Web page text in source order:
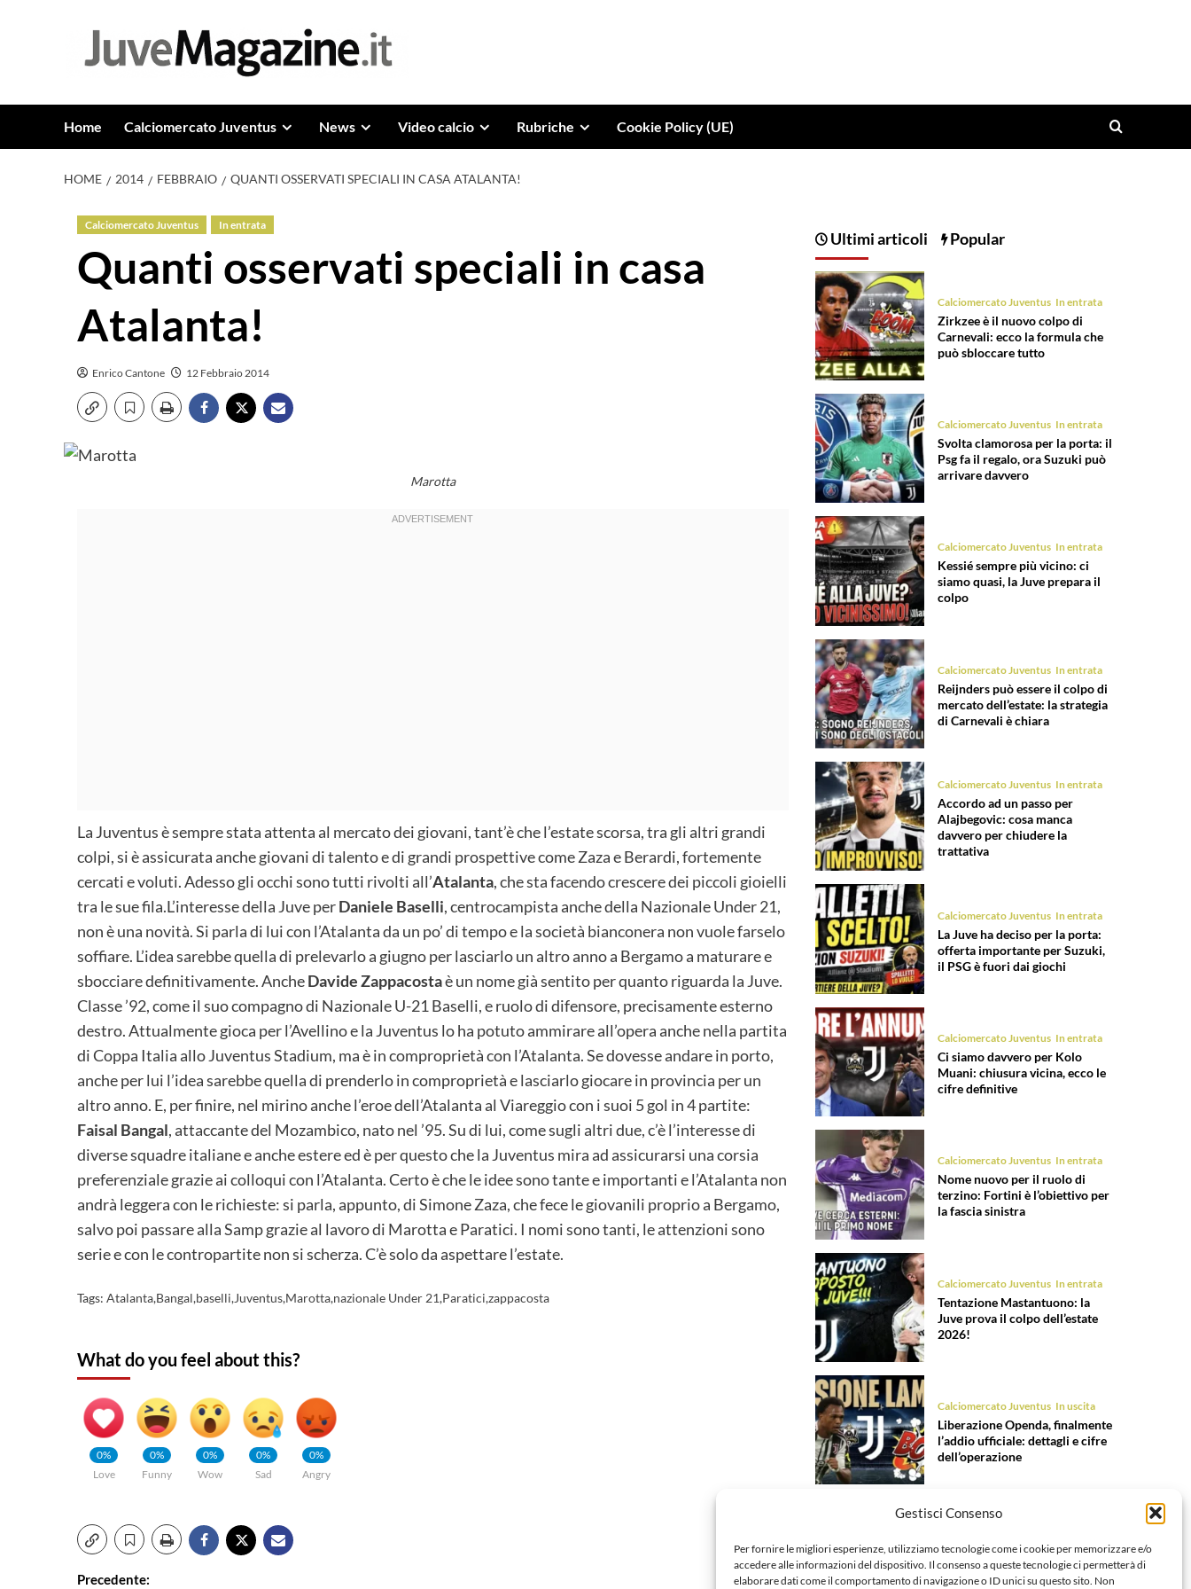
Gestisci Consenso
Per fornire le migliori esperienze, utilizziamo tecnologie come i cookie per memorizzare e/o
accedere alle informazioni del dispositivo. Il consenso a queste tecnologie ci permetterà di
elaborare dati come il comportamento di navigazione o ID unici su questo sito. Non
Home Calciomercato Juventus News Video calcio Rubriche Cookie Policy (UE)
HOME 2014 FEBBRAIO QUANTI OSSERVATI SPECIALI IN CASA ATALANTA!
Calciomercato Juventus In entrata
Quanti osservati speciali in casa
Atalanta!
Enrico Cantone 12 Febbraio 2014
Marotta
La Juventus è sempre stata attenta al mercato dei giovani, tant’è che l’estate scorsa, tra gli altri grandi
colpi, si è assicurata anche giovani di talento e di grandi prospettive come Zaza e Berardi, fortemente
cercati e voluti. Adesso gli occhi sono tutti rivolti all’Atalanta, che sta facendo crescere dei piccoli gioielli
tra le sue fila.L’interesse della Juve perDaniele Baselli, centrocampista anche della Nazionale Under 21,
non è una novità. Si parla di lui con l’Atalanta da un po’ di tempo e la società bianconera non vuole farselo
soffiare. L’idea sarebbe quella di prelevarlo a giugno per lasciarlo un altro anno a Bergamo a maturare e
sbocciare definitivamente. AncheDavide Zappacostaè un nome già sentito per quanto riguarda la Juve.
Classe ’92, come il suo compagno di Nazionale U-21 Baselli, e ruolo di difensore, precisamente esterno
destro. Attualmente gioca per l’Avellino e la Juventus lo ha potuto ammirare all’opera anche nella partita
di Coppa Italia allo Juventus Stadium, ma è in comproprietà con l’Atalanta. Se dovesse andare in porto,
anche per lui l’idea sarebbe quella di prenderlo in comproprietà e lasciarlo giocare in provincia per un
altro anno. E, per finire, nel mirino anche l’eroe dell’Atalanta al Viareggio con i suoi 5 gol in 4 partite:
Faisal Bangal, attaccante del Mozambico, nato nel ’95. Su di lui, come sugli altri due, c’è l’interesse di
diverse squadre italiane e anche estere ed è per questo che la Juventus mira ad assicurarsi una corsia
preferenziale grazie ai colloqui con l’Atalanta. Certo è che le idee sono tante e importanti e l’Atalanta non
andrà leggera con le richieste: si parla, appunto, di Simone Zaza, che fece le giovanili proprio a Bergamo,
salvo poi passare alla Samp grazie al lavoro di Marotta e Paratici. I nomi sono tanti, le attenzioni sono
serie e con le contropartite non si scherza. C’è solo da aspettare l’estate.
Tags: Atalanta,Bangal,baselli,Juventus,Marotta,nazionale Under 21,Paratici,zappacosta
What do you feel about this?
0%
Love
0%
Funny
0%
Wow
0%
Sad
0%
Angry
Precedente: Successivo:
Ultimi articoli Popular
Calciomercato Juventus In entrata
Zirkzee è il nuovo colpo di
Carnevali: ecco la formula che
può sbloccare tutto
Calciomercato Juventus In entrata
Svolta clamorosa per la porta: il
Psg fa il regalo, ora Suzuki può
arrivare davvero
Calciomercato Juventus In entrata
Kessié sempre più vicino: ci
siamo quasi, la Juve prepara il
colpo
Calciomercato Juventus In entrata
Reijnders può essere il colpo di
mercato dell’estate: la strategia
di Carnevali è chiara
Calciomercato Juventus In entrata
Accordo ad un passo per
Alajbegovic: cosa manca
davvero per chiudere la
trattativa
Calciomercato Juventus In entrata
La Juve ha deciso per la porta:
offerta importante per Suzuki,
il PSG è fuori dai giochi
Calciomercato Juventus In entrata
Ci siamo davvero per Kolo
Muani: chiusura vicina, ecco le
cifre definitive
Calciomercato Juventus In entrata
Nome nuovo per il ruolo di
terzino: Fortini è l’obiettivo per
la fascia sinistra
Calciomercato Juventus In entrata
Tentazione Mastantuono: la
Juve prova il colpo dell’estate
2026!
Calciomercato Juventus In uscita
Liberazione Openda, finalmente
l’addio ufficiale: dettagli e cifre
dell’operazione